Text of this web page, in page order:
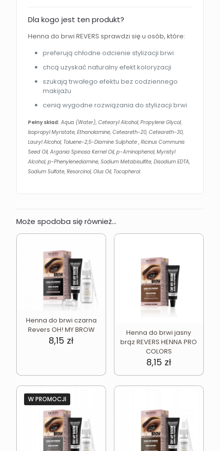
Dla kogo jest ten produkt?
Henna do brwi REVERS sprawdzi się u osób, które:
preferują chłodne odcienie stylizacji brwi
chcą uzyskać naturalny efekt koloryzacji
szukają trwałego efektu bez codziennego
makijażu
cenią wygodne rozwiązania do stylizacji brwi
Pełny skład: Aqua (Water), Cetearyl Alcohol, Propylene Glycol,
Isopropyl Myristate, Ethanolamine, Ceteareth-20, Ceteareth-30,
Lauryl Alcohol, Toluene-2,5-Diamine Sulphate , Ricinus Communis
Seed Oil, Argania Spinosa Kernel Oil, p-Aminophenol, Myristyl
Alcohol, p-Phenylenediamine, Sodium Metabisulfite, Disodium EDTA,
Sodium Sulfate, Resorcinol, Olus Oil, Tocopherol.
Może spodoba się również…
Henna do brwi czarna
Revers OH! MY BROW
8,15 zł
Henna do brwi jasny
brąz REVERS HENNA PRO
COLORS
8,15 zł
W PROMOCJI